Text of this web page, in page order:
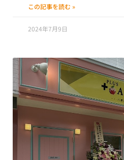
この記事を読む »
2024年7月9日